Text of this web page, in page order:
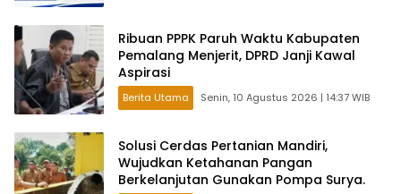
Ribuan PPPK Paruh Waktu Kabupaten
Pemalang Menjerit, DPRD Janji Kawal
Aspirasi
Berita Utama Senin, 10 Agustus 2026 | 14:37 WIB
Solusi Cerdas Pertanian Mandiri,
Wujudkan Ketahanan Pangan
Berkelanjutan Gunakan Pompa Surya.